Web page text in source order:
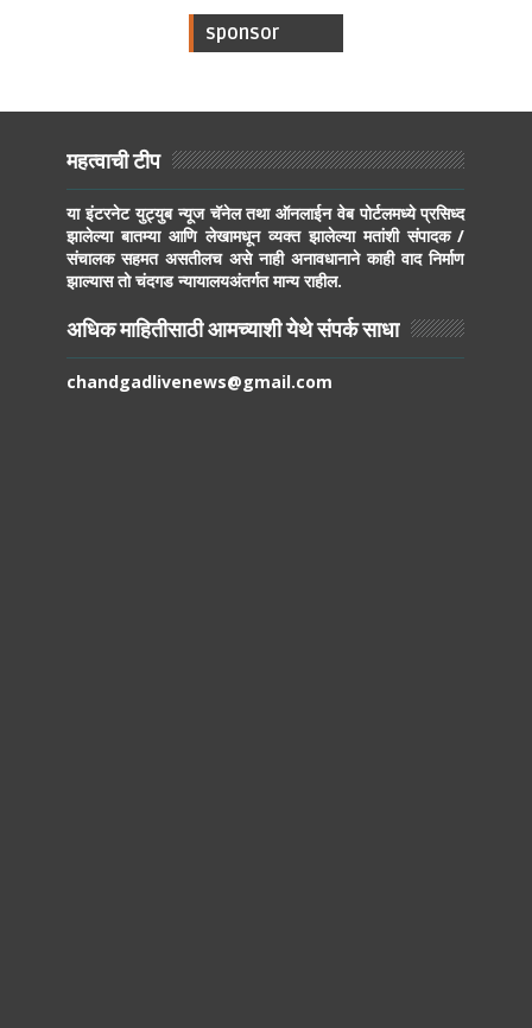
sponsor
महत्वाची टीप
या इंटरनेट युट्युब न्यूज चॅनेल तथा ऑनलाईन वेब पोर्टलमध्ये प्रसिध्द
झालेल्या बातम्या आणि लेखामधून व्यक्त झालेल्या मतांशी संपादक /
संचालक सहमत असतीलच असे नाही अनावधानाने काही वाद निर्माण
झाल्यास तो चंदगड न्यायालयअंतर्गत मान्य राहील.
अधिक माहितीसाठी आमच्याशी येथे संपर्क साधा
chandgadlivenews@gmail.com